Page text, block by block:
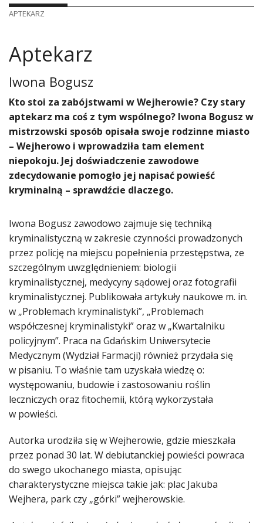
APTEKARZ
Aptekarz
Iwona Bogusz
Kto stoi za zabójstwami w Wejherowie? Czy stary
aptekarz ma coś z tym wspólnego? Iwona Bogusz w
mistrzowski sposób opisała swoje rodzinne miasto
– Wejherowo i wprowadziła tam element
niepokoju. Jej doświadczenie zawodowe
zdecydowanie pomogło jej napisać powieść
kryminalną – sprawdźcie dlaczego.
Iwona Bogusz zawodowo zajmuje się techniką
kryminalistyczną w zakresie czynności prowadzonych
przez policję na miejscu popełnienia przestępstwa, ze
szczególnym uwzględnieniem: biologii
kryminalistycznej, medycyny sądowej oraz fotografii
kryminalistycznej. Publikowała artykuły naukowe m. in.
w „Problemach kryminalistyki”, „Problemach
współczesnej kryminalistyki” oraz w „Kwartalniku
policyjnym”. Praca na Gdańskim Uniwersytecie
Medycznym (Wydział Farmacji) również przydała się
w pisaniu. To właśnie tam uzyskała wiedzę o:
występowaniu, budowie i zastosowaniu roślin
leczniczych oraz fitochemii, którą wykorzystała
w powieści.
Autorka urodziła się w Wejherowie, gdzie mieszkała
przez ponad 30 lat. W debiutanckiej powieści powraca
do swego ukochanego miasta, opisując
charakterystyczne miejsca takie jak: plac Jakuba
Wejhera, park czy „górki” wejherowskie.